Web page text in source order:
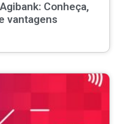
Conheça,
vantagens